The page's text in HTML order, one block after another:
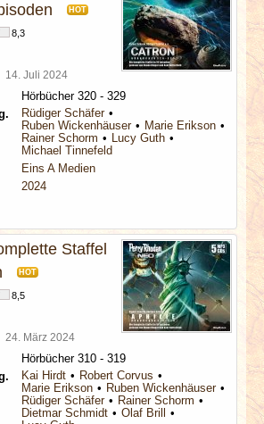
HOT
8,3
14. Juli 2024
Hörbücher 320 - 329
Rüdiger Schäfer
Ruben Wickenhäuser
Marie Erikson
Rainer Schorm
Lucy Guth
Michael Tinnefeld
Eins A Medien
2024
Staffel
HOT
8,5
24. März 2024
Hörbücher 310 - 319
Kai Hirdt
Robert Corvus
Marie Erikson
Ruben Wickenhäuser
Rüdiger Schäfer
Rainer Schorm
Dietmar Schmidt
Olaf Brill